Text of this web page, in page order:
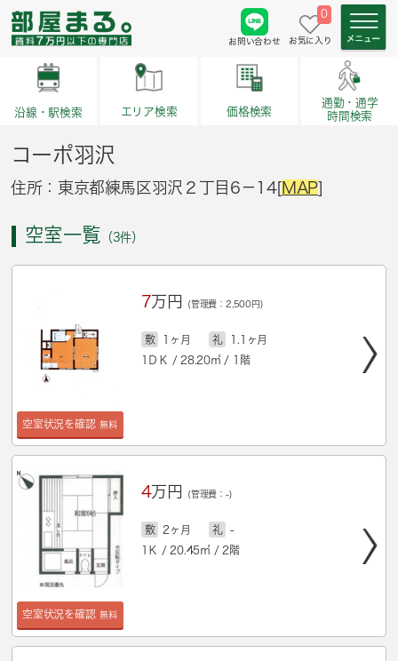
お問い合わせ
0
お気に入り
沿線・駅検索 エリア検索 価格検索
通勤・通学
時間検索
コーポ羽沢
住所：東京都練馬区羽沢２丁目6－14[MAP]
空室一覧 （3件）
空室状況を確認 無料
7万円 (管理費：2,500円)
敷 1ヶ月 礼
1.1ヶ月
1ＤＫ / 28.20㎡ / 1階
空室状況を確認 無料
4万円 (管理費：-)
敷 2ヶ月 礼
-
1Ｋ / 20.45㎡ / 2階